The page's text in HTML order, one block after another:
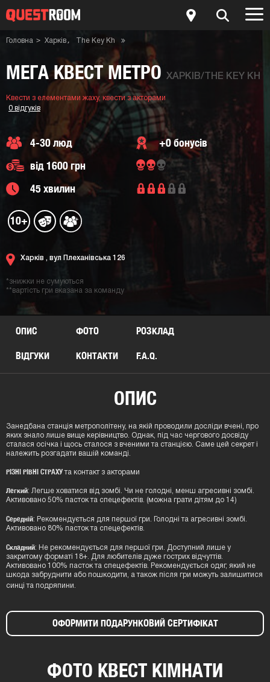
Головна Харків
The Key Kh
Квести з акторами
МЕГА КВЕСТ МЕТРО ХАРКІВ/THE KEY KH
Квести з елементами жаху, квести з акторами
0 відгуків
4-30 люд
+0 бонусів
від 1600 грн
45 хвилин
10+
Харків , вул Плеханівська 126
*знижки не сумуються
**вартість гри вказана за команду
ОПИС ФОТО РОЗКЛАД
ВІДГУКИ КОНТАКТИ F.A.Q.
ОПИС
Занедбана станція метрополітену, на якій проводили досліди вчені, про
яких знало лише вище керівництво. Однак, під час чергового досвіду
сталася осічка і щось сталося з вченими та станцією. Саме цей секрет і
належить розгадати вашій команді.
РІЗНІ РІВНІ СТРАХУта контакт з акторами
Легкий: Легше ховатися від зомбі. Чи не голодні, менш агресивні зомбі.
Активовано 50% пасток та спецефектів. (можна грати дітям до 14)
Середній: Рекомендується для першої гри. Голодні та агресивні зомбі.
Активовано 80% пасток та спецефектів.
Складний: Не рекомендується для першої гри. Доступний лише у
закритому форматі 18+. Для любителів дуже гострих відчуттів.
Активовано 100% пасток та спецефектів. Рекомендується одяг, який не
шкода забруднити або пошкодити, а також після гри можуть залишитися
синці та подряпини.
ОФОРМИТИ ПОДАРУНКОВИЙ СЕРТИФІКАТ
ФОТО КВЕСТ КІМНАТИ